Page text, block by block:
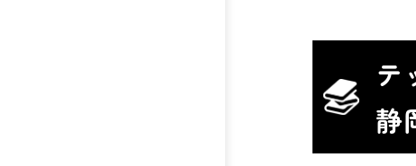
テ
静